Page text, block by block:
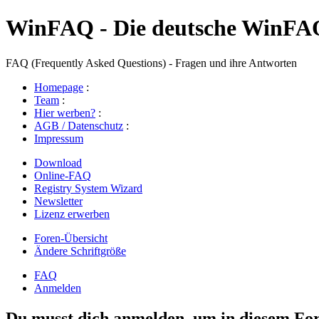
WinFAQ - Die deutsche
FAQ (Frequently Asked Questions) - Fragen und ihre Antworten
Homepage :
Team :
Hier werben? :
AGB / Datenschutz :
Impressum
Download
Online-FAQ
Registry System Wizard
Newsletter
Lizenz erwerben
Foren-Übersicht
Ändere Schriftgröße
FAQ
Anmelden